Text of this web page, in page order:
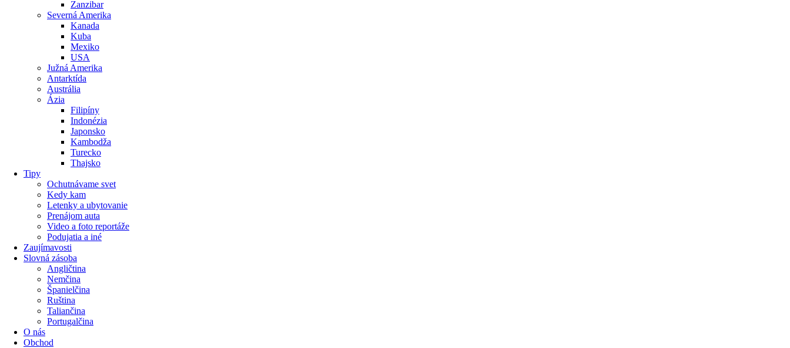
Zanzibar
Severná Amerika
Kanada
Kuba
Mexiko
USA
Južná Amerika
Antarktída
Austrália
Ázia
Filipíny
Indonézia
Japonsko
Kambodža
Turecko
Thajsko
Tipy
Ochutnávame svet
Kedy kam
Letenky a ubytovanie
Prenájom auta
Video a foto reportáže
Podujatia a iné
Zaujímavosti
Slovná zásoba
Angličtina
Nemčina
Španielčina
Ruština
Taliančina
Portugalčina
O nás
Obchod